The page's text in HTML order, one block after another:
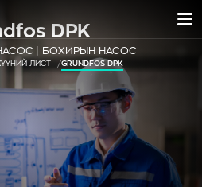
DPK
| БОХИРЫН НАСОС
ЛИСТ GRUNDFOS DPK